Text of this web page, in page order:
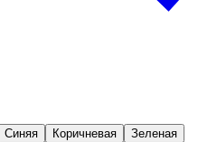
Синяя Коричневая Зеленая